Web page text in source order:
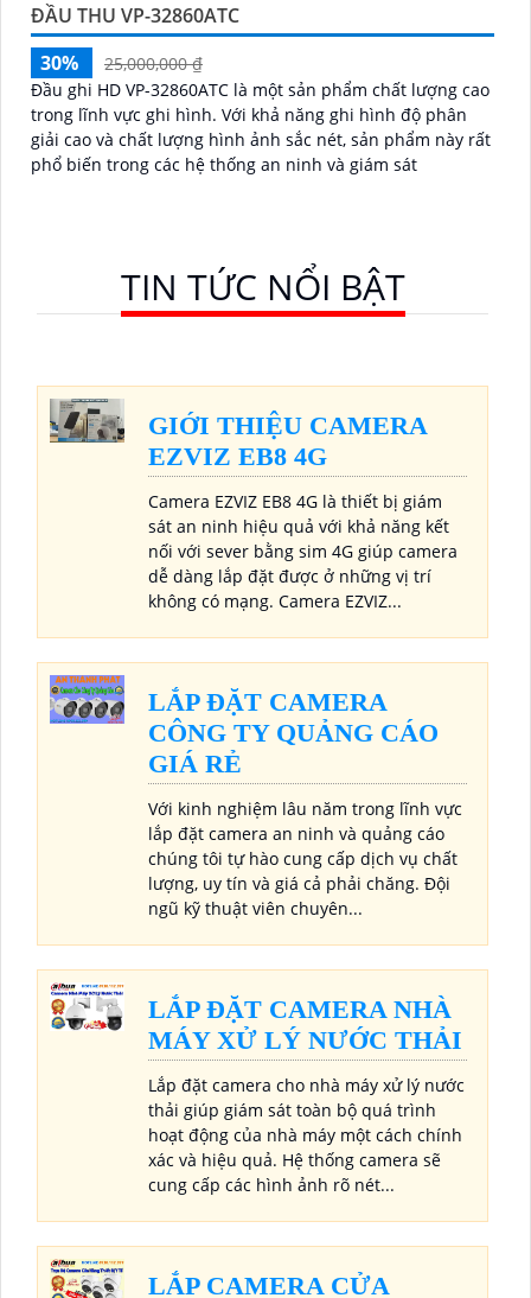
ĐẦU THU VP-32860ATC
30%
25,000,000 ₫
Đầu ghi HD VP-32860ATC là một sản phẩm chất lượng cao
trong lĩnh vực ghi hình. Với khả năng ghi hình độ phân
giải cao và chất lượng hình ảnh sắc nét, sản phẩm này rất
phổ biến trong các hệ thống an ninh và giám sát
TIN TỨC NỔI BẬT
GIỚI THIỆU CAMERA
EZVIZ EB8 4G
Camera EZVIZ EB8 4G là thiết bị giám
sát an ninh hiệu quả với khả năng kết
nối với sever bằng sim 4G giúp camera
dễ dàng lắp đặt được ở những vị trí
không có mạng. Camera EZVIZ...
LẮP ĐẶT CAMERA
CÔNG TY QUẢNG CÁO
GIÁ RẺ
Với kinh nghiệm lâu năm trong lĩnh vực
lắp đặt camera an ninh và quảng cáo
chúng tôi tự hào cung cấp dịch vụ chất
lượng, uy tín và giá cả phải chăng. Đội
ngũ kỹ thuật viên chuyên...
LẮP ĐẶT CAMERA NHÀ
MÁY XỬ LÝ NƯỚC THẢI
Lắp đặt camera cho nhà máy xử lý nước
thải giúp giám sát toàn bộ quá trình
hoạt động của nhà máy một cách chính
xác và hiệu quả. Hệ thống camera sẽ
cung cấp các hình ảnh rõ nét...
LẮP CAMERA CỬA